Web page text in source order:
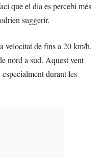
que el dia es percebi més
suggerir.
velocitat de fins a 20 km/h,
nord a sud. Aquest vent
durant les